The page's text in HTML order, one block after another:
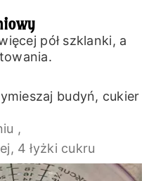
pół szklanki, a
budyń, cukier
,
4 łyżki cukru